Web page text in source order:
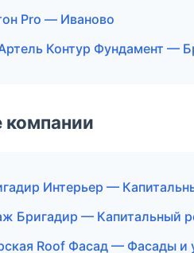
Pro — Иваново
Контур Фундамент —
компании
Интерьер —
Бригадир — Капитальный
Roof Фасад — Фасады и